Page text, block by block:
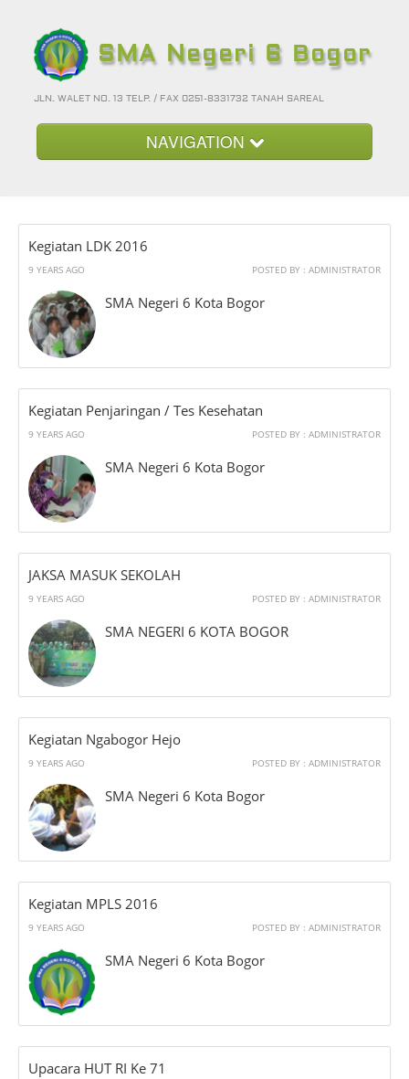
SMA Negeri 6 Bogor
JLN. WALET NO. 13 TELP. / FAX 0251-8331732 TANAH SAREAL
NAVIGATION
Album Foto
Hubungi Kami
Forum
Login
Kegiatan LDK 2016
9 YEARS AGO POSTED BY : ADMINISTRATOR
SMA Negeri 6 Kota Bogor
Kegiatan Penjaringan / Tes Kesehatan
9 YEARS AGO POSTED BY : ADMINISTRATOR
SMA Negeri 6 Kota Bogor
JAKSA MASUK SEKOLAH
9 YEARS AGO POSTED BY : ADMINISTRATOR
SMA NEGERI 6 KOTA BOGOR
Kegiatan Ngabogor Hejo
9 YEARS AGO POSTED BY : ADMINISTRATOR
SMA Negeri 6 Kota Bogor
Kegiatan MPLS 2016
9 YEARS AGO POSTED BY : ADMINISTRATOR
SMA Negeri 6 Kota Bogor
Upacara HUT RI Ke 71